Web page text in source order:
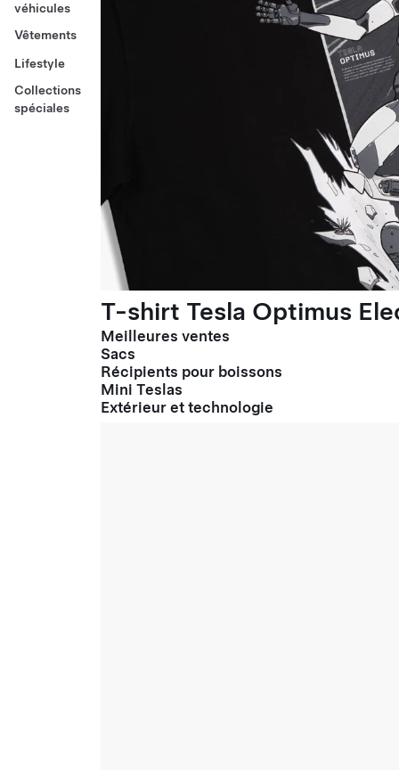
véhicules
Vêtements
Lifestyle
Collections
spéciales
T-shirt Tesla Optimus
Meilleures ventes
Sacs
Récipients pour boissons
Mini Teslas
Extérieur et technologie